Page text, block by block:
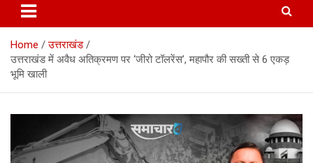
Home
उत्तराखंड
उत्तराखंड में अवैध अतिक्रमण पर ‘जीरो टॉलरेंस’, महापौर की सख्ती से 6 एकड़
भूमि खाली